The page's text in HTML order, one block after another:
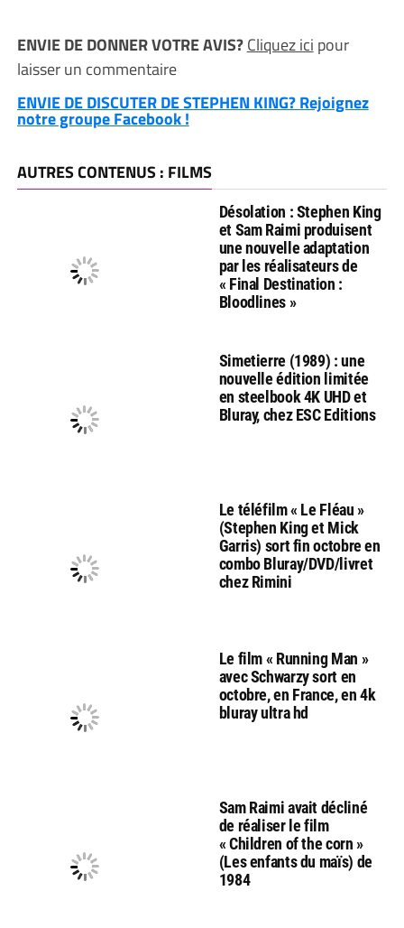
ENVIE DE DONNER VOTRE AVIS?Cliquez ici pour
laisser un commentaire
ENVIE DE DISCUTER DE STEPHEN KING? Rejoignez
notre groupe Facebook !
AUTRES CONTENUS : FILMS
Désolation : Stephen King
et Sam Raimi produisent
une nouvelle adaptation
par les réalisateurs de
« Final Destination :
Bloodlines »
Simetierre (1989) : une
nouvelle édition limitée
en steelbook 4K UHD et
Bluray, chez ESC Editions
Le téléfilm « Le Fléau »
(Stephen King et Mick
Garris) sort fin octobre en
combo Bluray/DVD/livret
chez Rimini
Le film « Running Man »
avec Schwarzy sort en
octobre, en France, en 4k
bluray ultra hd
Sam Raimi avait décliné
de réaliser le film
« Children of the corn »
(Les enfants du maïs) de
1984